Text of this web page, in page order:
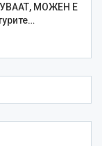
МОЖЕН Е